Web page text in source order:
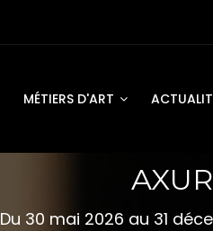
MÉTIERS D'ART
Du 30 mai 2026 au 31